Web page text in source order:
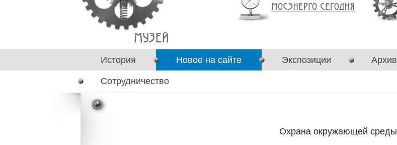
История Новое на сайте Экспозиции Архив
Сотрудничество
Охрана окружающей среды